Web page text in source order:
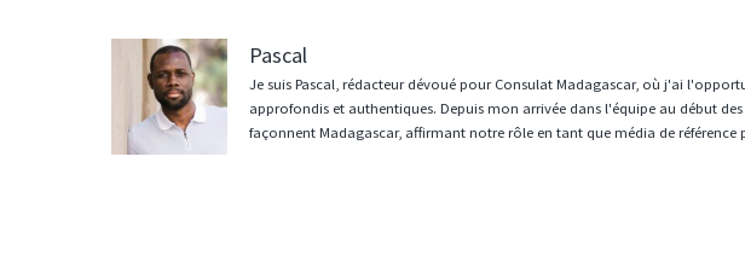
Pascal
Je suis Pascal, rédacteur dévoué pour Consulat Madagascar, où j'ai
approfondis et authentiques. Depuis mon arrivée dans l'équipe au début
façonnent Madagascar, affirmant notre rôle en tant que média de référence